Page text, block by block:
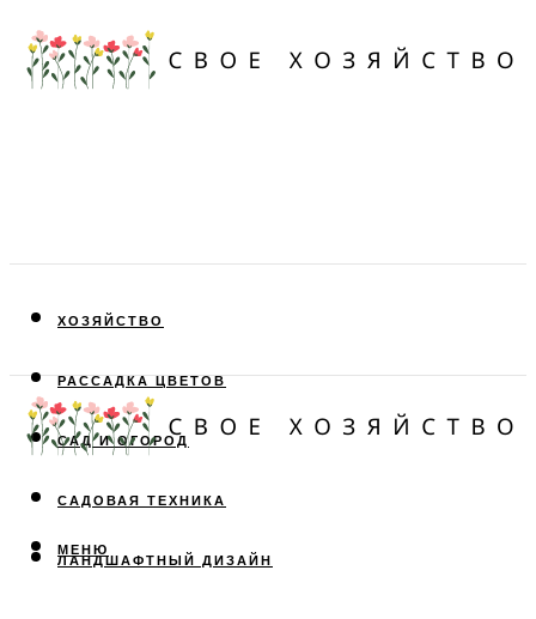
ХОЗЯЙСТВО
РАССАДКА ЦВЕТОВ
САД И ОГОРОД
САДОВАЯ ТЕХНИКА
ЛАНДШАФТНЫЙ ДИЗАЙН
МЕНЮ